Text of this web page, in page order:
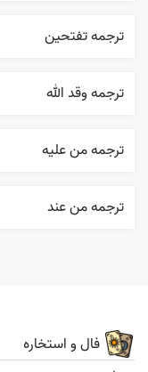
ترجمه تفتحين
ترجمه وقد الله
ترجمه من عليه
ترجمه من عند
فال و استخاره